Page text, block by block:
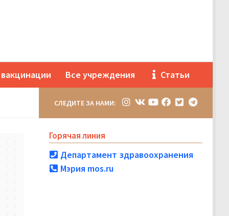
Все учреждения Статьи
СЛЕДИТЕ ЗА НАМИ:
Горячая линия
Департамент здравоохранения
Мэрия mos.ru